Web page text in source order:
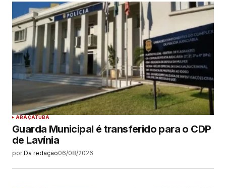
ARAÇATUBA
Guarda Municipal é transferido para o CDP
de Lavínia
por Da redação06/08/2026